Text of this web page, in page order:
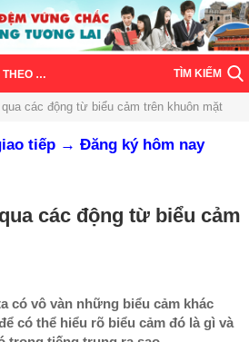
CHỦ ĐỀ TÌM KIẾM
các động từ biểu cảm trên khuôn mặt
tiếp → Đăng ký hôm nay
các động từ biểu cảm
có vô vàn những biểu cảm khác
có thể hiểu rõ biểu cảm đó là gì và